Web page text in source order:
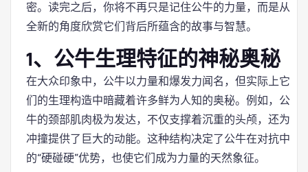
密。读完之后，你将不再只是记住公牛的力量，而是从
全新的角度欣赏它们背后所蕴含的故事与智慧。
1、公牛生理特征的神秘奥秘
在大众印象中，公牛以力量和爆发力闻名，但实际上它
们的生理构造中暗藏着许多鲜为人知的奥秘。例如，公
牛的颈部肌肉极为发达，不仅支撑着沉重的头颅，还为
冲撞提供了巨大的动能。这种结构决定了公牛在对抗中
的“硬碰硬”优势，也使它们成为力量的天然象征。